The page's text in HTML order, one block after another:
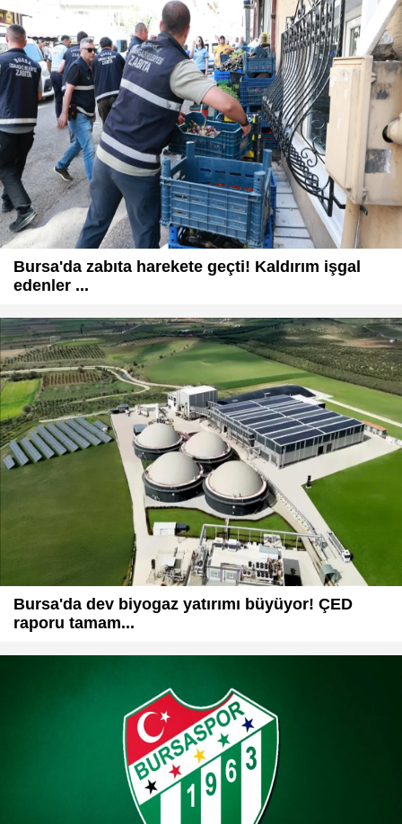
Bursa'da zabıta harekete geçti! Kaldırım işgal
edenler ...
Bursa'da dev biyogaz yatırımı büyüyor! ÇED
raporu tamam...